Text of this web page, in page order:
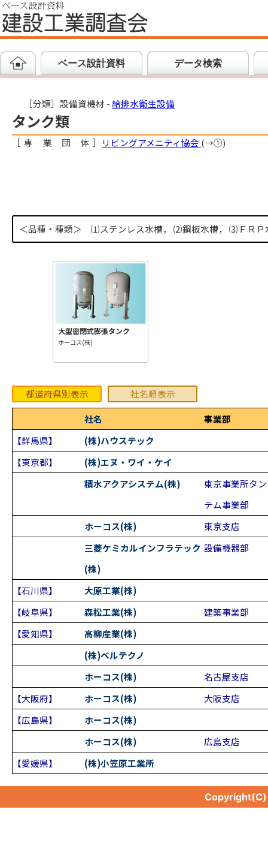
ベース設計資料 データ検索
［分類］設備資機材 -給排水衛生設備
タンク類
［ 専業団体 ］ リビングアメニティ協会 (→①)
＜品種・種類＞ ⑴ステンレス水槽， ⑵鋼板水槽， ⑶ＦＲＰ
大型密閉式膨張タンク
ホーコス(株)
都道府県別表示
社名順表示
社名
事業部
【群馬県】
(株)ハウステック
【東京都】
(株)エヌ・ワイ・ケイ
積水アクアシステム(株)
東京事業所タ
テム事業部
ホーコス(株)
東京支店
三菱ケミカルインフラテック
(株)
設備機器部
【石川県】
大原工業(株)
【岐阜県】
森松工業(株)
建築事業部
【愛知県】
高柳産業(株)
(株)ベルテクノ
ホーコス(株)
名古屋支店
【大阪府】
ホーコス(株)
大阪支店
【広島県】
ホーコス(株)
ホーコス(株)
広島支店
【愛媛県】
(株)小笠原工業所